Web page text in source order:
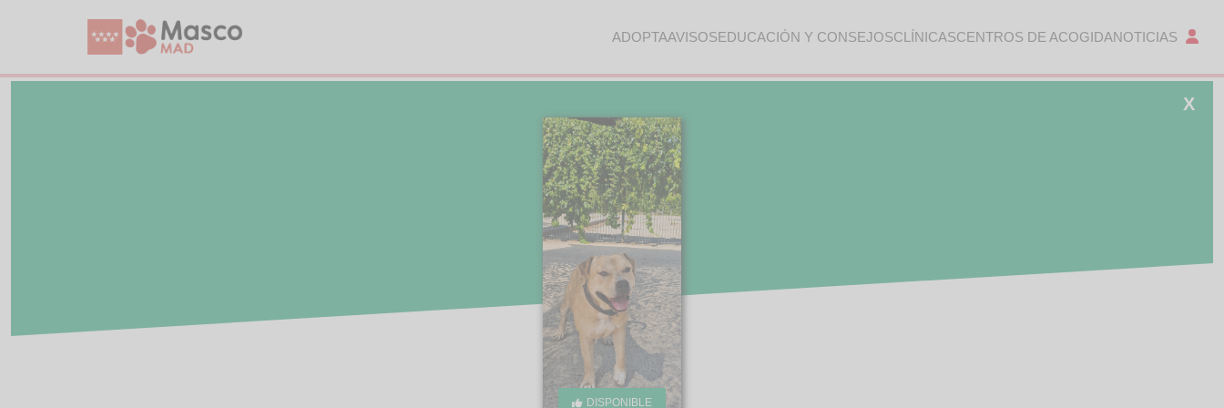
ADOPTAAVISOSEDUCACIÓN Y CONSEJOSCLÍNICASCENTROS DE ACOGIDANOTICIAS
DISPONIBLE
X